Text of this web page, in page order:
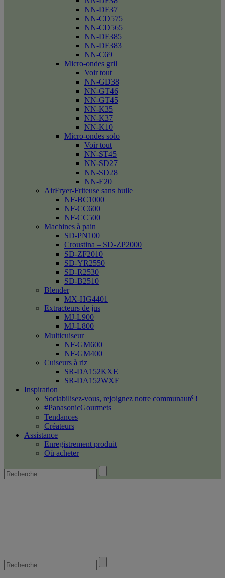
NN-DF37
NN-CD575
NN-CD565
NN-DF385
NN-DF383
NN-C69
Micro-ondes gril
Voir tout
NN-GD38
NN-GT46
NN-GT45
NN-K35
NN-K37
NN-K10
Micro-ondes solo
Voir tout
NN-ST45
NN-SD27
NN-SD28
NN-E20
AirFryer-Friteuse sans huile
NF-BC1000
NF-CC600
NF-CC500
Machines à pain
SD-PN100
Croustina – SD-ZP2000
SD-ZF2010
SD-YR2550
SD-R2530
SD-B2510
Blender
MX-HG4401
Extracteurs de jus
MJ-L900
MJ-L800
Multicuiseur
NF-GM600
NF-GM400
Cuiseurs à riz
SR-DA152KXE
SR-DA152WXE
Inspiration
Sociabilisez-vous, rejoignez notre communauté !
#PanasonicGourmets
Tendances
Créateurs
Assistance
Enregistrement produit
Où acheter